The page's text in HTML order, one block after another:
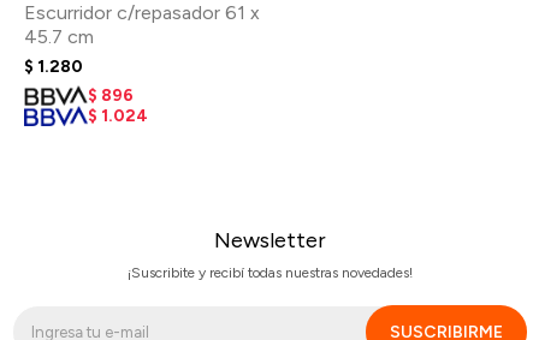
Escurridor c/repasador 61 x
45.7 cm
$ 1.280
$ 896
$ 1.024
Newsletter
¡Suscribite y recibí todas nuestras novedades!
SUSCRIBIRME